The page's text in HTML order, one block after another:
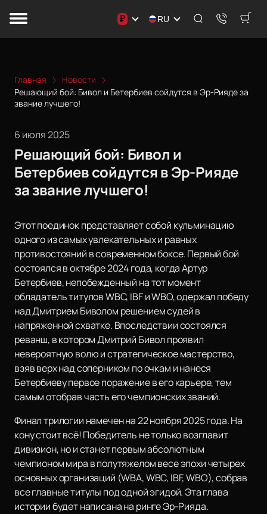
₽ RU
Главная
Новости
Решающий бой: Бивол и Бетербиев сойдутся в Эр-Рияде за
звание лучшего!
6 июля 2025
Решающий бой: Бивол и
Бетербиев сойдутся в Эр-Рияде
за звание лучшего!
Этот поединок представляет собой кульминацию
одного из самых увлекательных и равных
противостояний в современном боксе. Первый бой
состоялся в октябре 2024 года, когда Артур
Бетербиев, непобежденный на тот момент
обладатель титулов WBC, IBF и WBO, одержал победу
над Дмитрием Биволом решением судей в
напряженной схватке. Впоследствии состоялся
реванш, в котором Дмитрий Бивол проявил
невероятную волю и стратегическое мастерство,
взяв верх над соперником по очкам и нанеся
Бетербиеву первое поражение в его карьере, тем
самым отобрав часть его чемпионских званий.
Финал трилогии намечен на 22 ноября 2025 года. На
кону стоит всё! Победитель не только возглавит
дивизион, но и станет первым абсолютным
чемпионом мира в полутяжелом весе эпохи четырех
основных организаций (WBA, WBC, IBF, WBO), собрав
все главные титулы под одной эгидой. Эта глава
истории будет написана на ринге Эр-Рияда.